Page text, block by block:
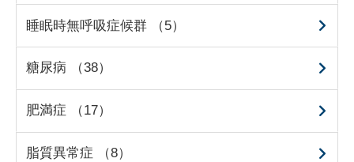
睡眠時無呼吸症候群 （5）
糖尿病 （38）
肥満症 （17）
脂質異常症 （8）